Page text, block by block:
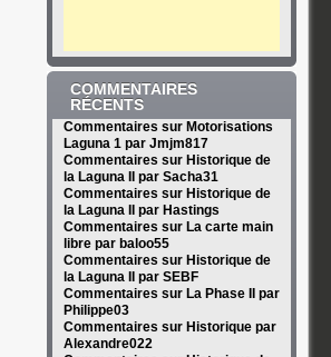
COMMENTAIRES
RÉCENTS
Commentaires sur Motorisations
Laguna 1 par Jmjm817
Commentaires sur Historique de
la Laguna II par Sacha31
Commentaires sur Historique de
la Laguna II par Hastings
Commentaires sur La carte main
libre par baloo55
Commentaires sur Historique de
la Laguna II par SEBF
Commentaires sur La Phase II par
Philippe03
Commentaires sur Historique par
Alexandre022